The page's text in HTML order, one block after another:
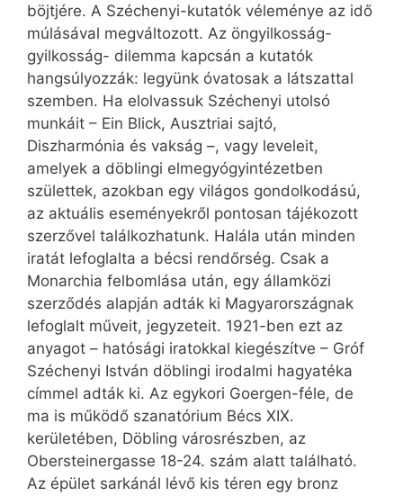
böjtjére. A Széchenyi-kutatók véleménye az idő
múlásával megváltozott. Az öngyilkosság-
gyilkosság- dilemma kapcsán a kutatók
hangsúlyozzák: legyünk óvatosak a látszattal
szemben. Ha elolvassuk Széchenyi utolsó
munkáit – Ein Blick, Ausztriai sajtó,
Diszharmónia és vakság –, vagy leveleit,
amelyek a döblingi elmegyógyintézetben
születtek, azokban egy világos gondolkodású,
az aktuális eseményekről pontosan tájékozott
szerzővel találkozhatunk. Halála után minden
iratát lefoglalta a bécsi rendőrség. Csak a
Monarchia felbomlása után, egy államközi
szerződés alapján adták ki Magyarországnak
lefoglalt műveit, jegyzeteit. 1921-ben ezt az
anyagot – hatósági iratokkal kiegészítve – Gróf
Széchenyi István döblingi irodalmi hagyatéka
címmel adták ki. Az egykori Goergen-féle, de
ma is működő szanatórium Bécs XIX.
kerületében, Döbling városrészben, az
Obersteinergasse 18-24. szám alatt található.
Az épület sarkánál lévő kis téren egy bronz